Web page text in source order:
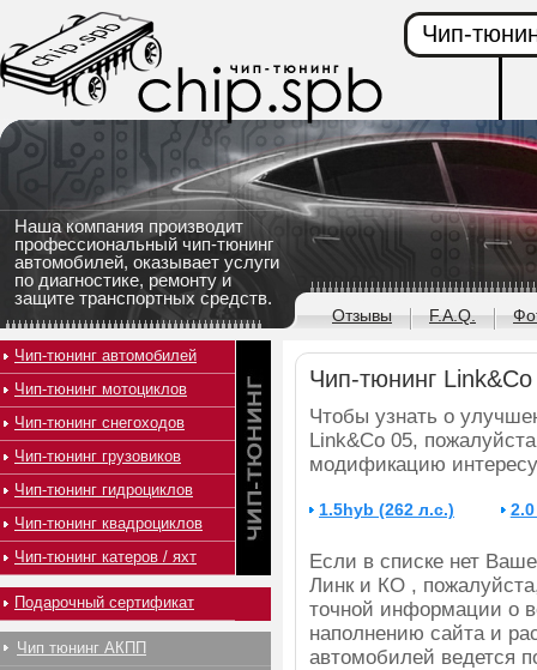
Наша компания производит
профессиональный чип-тюнинг
автомобилей, оказывает услуги
по диагностике, ремонту и
защите транспортных средств.
Чип-
Отзывы F.A.Q.
Чип-тюнинг
Чтобы узнать о
Link&Co 05,
модификацию
1.5hyb (262 л.с.)
Если в списке нет
Линк и КО ,
точной информации о
наполнению сайта и
автомобилей ведется
Чип-тюнинг автомобилей
Чип-тюнинг мотоциклов
Чип-тюнинг снегоходов
Чип-тюнинг грузовиков
Чип-тюнинг гидроциклов
Чип-тюнинг квадроциклов
Чип-тюнинг катеров / яхт
Подарочный сертификат
Чип тюнинг АКПП